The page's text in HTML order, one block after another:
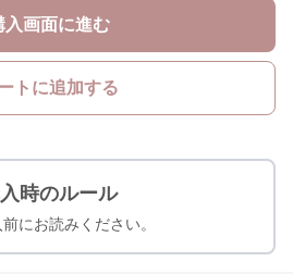
入画面に進む
トに追加する
時のルール
にお読みください。